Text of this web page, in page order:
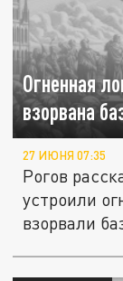
Огненная
взорвана
27 ИЮНЯ 07:35
Рогов
устроили
взорвали